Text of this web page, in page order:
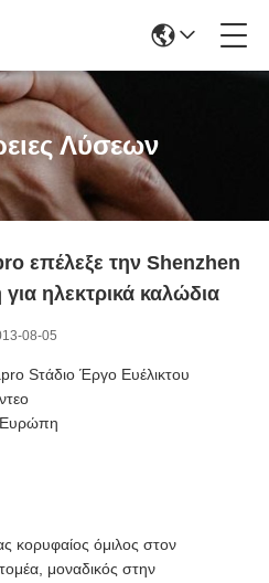
Λύσεων
επέλεξε την Shenzhen
ηλεκτρικά καλώδια
08-05
Sτάδιο Έργο Ευέλικτου
κορυφαίος όμιλος στον
μοναδικός στην